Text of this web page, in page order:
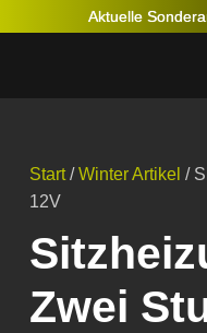
Aktuelle
Start/Winter Artikel /
12V
Zwei